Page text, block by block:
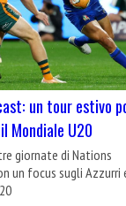
un tour estivo
Mondiale U20
giornate di Nations
un focus sugli Azzurri